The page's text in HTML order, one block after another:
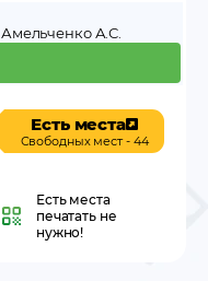
А.С.
Есть места
Свободных мест - 44
Есть места
печатать не
нужно!